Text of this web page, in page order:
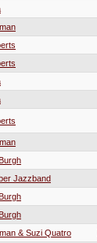
Jazzband
& Suzi Quatro